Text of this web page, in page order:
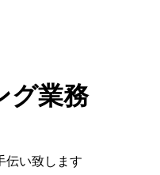
グ業務
伝い致します